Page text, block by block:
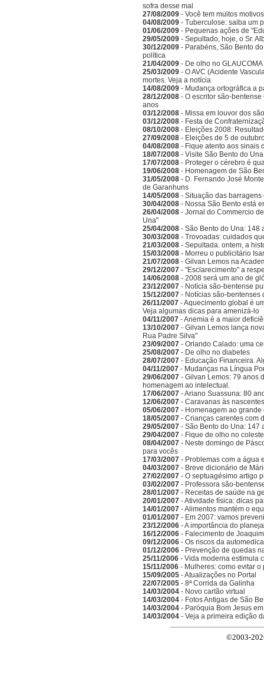
sofra desse mal
27/08/2009 - Você tem muitos
04/08/2009 - Tuberculose: saiba um
01/06/2009 - Pequenas ações de
29/05/2009 - Sepultado, hoje, o Sr.
30/12/2009 - Parabéns, São Bento
política
21/04/2009 - De olho no GLAUCOMA
25/03/2009 - O AVC (Acidente
mortes. Veja a notícia
14/08/2009 - Mudança ortográfica a
28/12/2008 - O escritor são-
anos
03/12/2008 - Missa em louvor dos
03/12/2008 - Festa de
08/10/2008 - Eleições 2008:
27/09/2008 - Eleições de 5 de
04/08/2008 - Fique atento aos sinais
18/07/2008 - Visite São Bento do
17/07/2008 - Proteger o cérebro é
19/06/2008 - Homenagem de São
31/05/2008 - D. Fernando José
de Garanhuns
14/05/2008 - Situação das
30/04/2008 - Nossa São Bento está
26/04/2008 - Jornal do Commercio
Una"
25/04/2008 - São Bento do Una: 148
30/03/2008 - Trovoadas: cuidados
21/03/2008 - Sepultada. ontem, a
15/03/2008 - Morreu o publicitário
21/07/2008 - Gilvan Lemos na
29/12/2007 - "Esclarecimento" a
14/06/2008 - 2008 será um ano de
23/12/2007 - Notícia são-bentense
15/12/2007 - Notícias são-bentenses
26/11/2007 - Aquecimento global é
Veja algumas dicas para amenizá-lo
04/11/2007 - Anemia é a maior
13/10/2007 - Gilvan Lemos lança
Rua Padre Silva"
23/09/2007 - Orlando Calado: uma
25/08/2007 - De olho no diabetes
28/07/2007 - Educação Financeira.
04/11/2007 - Mudanças na Língua
29/06/2007 - Gilvan Lemos: 79 anos
homenagem ao intelectual.
17/06/2007 - Ariano Suassuna: 80
12/06/2007 - Caravanas às
05/06/2007 - Homenagem ao
18/05/2007 - Crianças carentes com
29/05/2007 - São Bento do Una: 147
29/04/2007 - Fique de olho no
08/04/2007 - Neste domingo de
para vocês
17/03/2007 - Problemas com a água
04/03/2007 - Breve dicionário de
27/02/2007 - O septuagésimo artigo
03/02/2007 - Professora são-
28/01/2007 - Receitas de saúde na
20/01/2007 - Atividade física: dicas
14/01/2007 - Alimentos mantém o
01/01/2007 - Em 2007: vamos
23/12/2006 - A importância do
16/12/2006 - Falecimento de
09/12/2006 - Os riscos da
01/12/2006 - Prevenção de quedas
25/11/2006 - Vida moderna estimula
15/11/2006 - Mulheres: como evitar
15/09/2005 - Atualizações no Portal
22/07/2005 - 8ª Corrida da Galinha
14/03/2004 - Novo cartão virtual
14/03/2004 - Fotos Antigas de São
14/03/2004 - Paróquia Bom Jesus
14/03/2004 - Veja a primeira edição
©2003-